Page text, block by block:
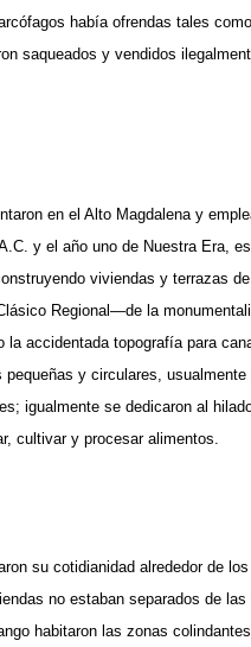
había ofrendas tales
saqueados y vendidos
en el Alto Magdalena y
y el año uno de Nuestra Era,
viviendas y terrazas
Regional—de la
accidentada topografía para
y circulares,
igualmente se dedicaron al
cultivar y procesar alimentos.
su cotidianidad alrededor de
no estaban separados de
habitaron las zonas